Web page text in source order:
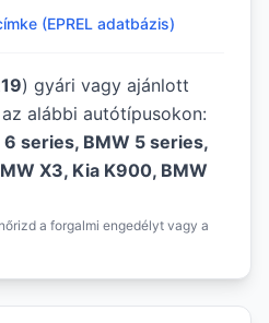
(EPREL adatbázis)
) gyári vagy ajánlott
alábbi autótípusokon:
series, BMW 5 series,
X3, Kia K900, BMW
a forgalmi engedélyt vagy a